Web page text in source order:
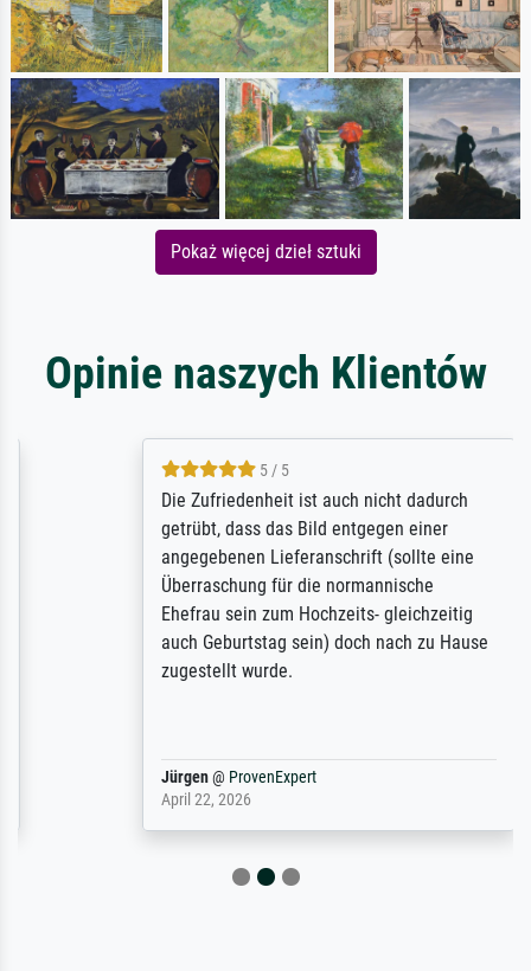
Pokaż więcej dzieł sztuki
Opinie naszych Klientów
5 / 5
Die Zufriedenheit ist auch nicht dadurch
getrübt, dass das Bild entgegen einer
angegebenen Lieferanschrift (sollte eine
Überraschung für die normannische
Ehefrau sein zum Hochzeits- gleichzeitig
auch Geburtstag sein) doch nach zu Hause
zugestellt wurde.
@ProvenExpert
April 22, 2026